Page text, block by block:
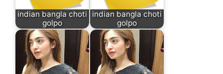
indian bangla choti
golpo
indian bangla choti
golpo